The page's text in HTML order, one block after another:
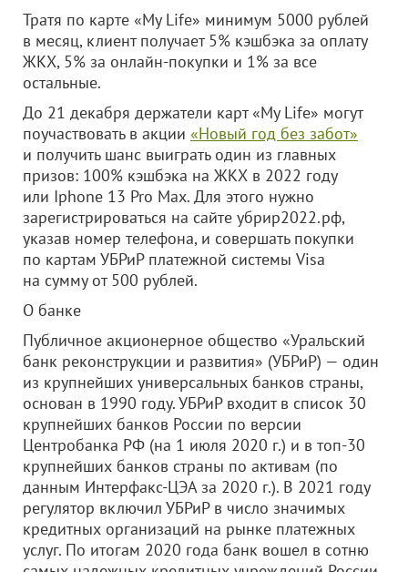
Тратя по карте «My Life» минимум 5000 рублей
в месяц, клиент получает 5% кэшбэка за оплату
ЖКХ, 5% за онлайн-покупки и 1% за все
остальные.
До 21 декабря держатели карт «My Life» могут
поучаствовать в акции «Новый год без забот»
и получить шанс выиграть один из главных
призов: 100% кэшбэка на ЖКХ в 2022 году
или Iphone 13 Pro Max. Для этого нужно
зарегистрироваться на сайте убрир2022.рф,
указав номер телефона, и совершать покупки
по картам УБРиР платежной системы Visa
на сумму от 500 рублей.
О банке
Публичное акционерное общество «Уральский
банк реконструкции и развития» (УБРиР) — один
из крупнейших универсальных банков страны,
основан в 1990 году. УБРиР входит в список 30
крупнейших банков России по версии
Центробанка РФ (на 1 июля 2020 г.) и в топ-30
крупнейших банков страны по активам (по
данным Интерфакс-ЦЭА за 2020 г.). В 2021 году
регулятор включил УБРиР в число значимых
кредитных организаций на рынке платежных
услуг. По итогам 2020 года банк вошел в сотню